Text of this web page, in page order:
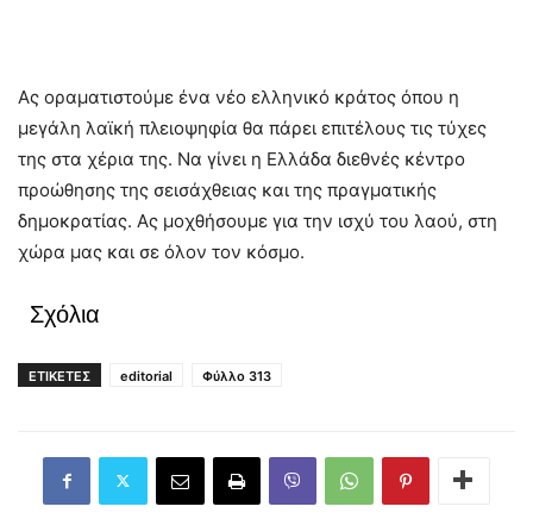
Ας οραματιστούμε ένα νέο ελληνικό κράτος όπου η
μεγάλη λαϊκή πλειοψηφία θα πάρει επιτέλους τις τύχες
της στα χέρια της. Να γίνει η Ελλάδα διεθνές κέντρο
προώθησης της σεισάχθειας και της πραγματικής
δημοκρατίας. Ας μοχθήσουμε για την ισχύ του λαού, στη
χώρα μας και σε όλον τον κόσμο.
Σχόλια
ΕΤΙΚΕΤΕΣ editorial Φύλλο 313